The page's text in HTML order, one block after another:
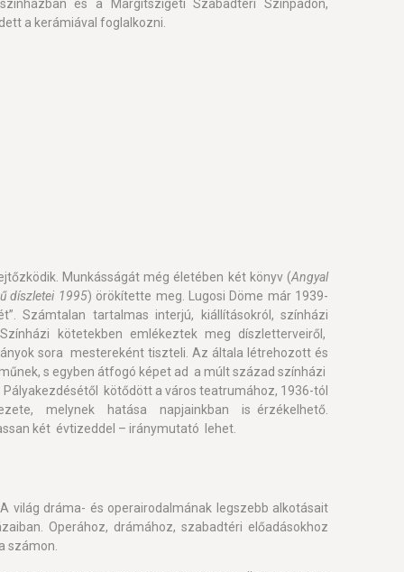
és a Margitszigeti Szabadtéri Színpadon,
a kerámiával foglalkozni.
Munkásságát még életében két könyv (Angyal
díszletei 1995) örökítette meg. Lugosi Döme már 1939-
Számtalan tartalmas interjú, kiállításokról, színházi
kötetekben emlékeztek meg díszletterveiről,
sora mestereként tiszteli. Az általa létrehozott és
s egyben átfogó képet ad a múlt század színházi
kötődött a város teatrumához, 1936-tól
melynek hatása napjainkban is érzékelhető.
két évtizeddel – iránymutató lehet.
világ dráma- és operairodalmának legszebb alkotásait
Operához, drámához, szabadtéri előadásokhoz
számon.